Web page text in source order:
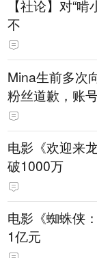
【社论】对“
不
Mina生前多次
粉丝道歉，账
电影《欢迎来
破1000万
电影《蜘蛛侠
1亿元